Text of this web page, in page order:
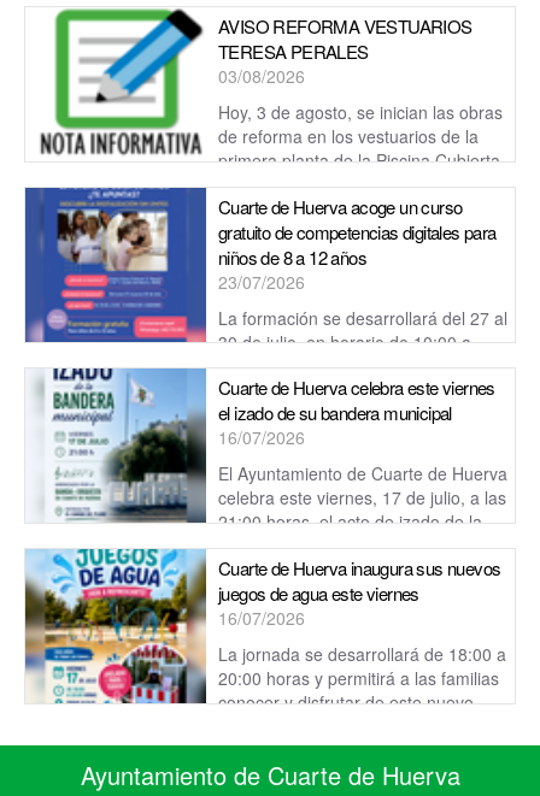
AVISO REFORMA VESTUARIOS
TERESA PERALES
03/08/2026
Hoy, 3 de agosto, se inician las obras
de reforma en los vestuarios de la
primera planta de la Piscina Cubierta
Teresa Perales.
Cuarte de Huerva acoge un curso
gratuito de competencias digitales para
niños de 8 a 12 años
23/07/2026
La formación se desarrollará del 27 al
30 de julio, en horario de 10:00 a
12:00 horas, en el Centro Cívico Cultural de Cuarte de
Huerva.
Cuarte de Huerva celebra este viernes
el izado de su bandera municipal
16/07/2026
El Ayuntamiento de Cuarte de Huerva
celebra este viernes, 17 de julio, a las
21:00 horas, el acto de izado de la
bandera municipal.
Cuarte de Huerva inaugura sus nuevos
juegos de agua este viernes
16/07/2026
La jornada se desarrollará de 18:00 a
20:00 horas y permitirá a las familias
conocer y disfrutar de este nuevo
Ayuntamiento de Cuarte de Huerva